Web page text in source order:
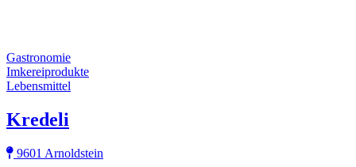
Gastronomie
Imkereiprodukte
Lebensmittel
Kredeli
9601 Arnoldstein